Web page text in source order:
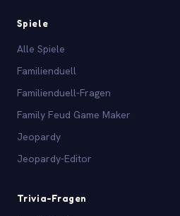
Spiele
Alle Spiele
Familienduell
Familienduell-Fragen
Family Feud Game Maker
Jeopardy
Jeopardy-Editor
Trivia-Fragen